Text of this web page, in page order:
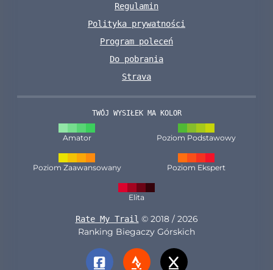
Regulamin
Polityka prywatności
Program poleceń
Do pobrania
Strava
TWÓJ WYSIŁEK MA KOLOR
Amator Poziom Podstawowy
Poziom Zaawansowany Poziom Ekspert
Elita
Rate My Trail © 2018 / 2026
Ranking Biegaczy Górskich